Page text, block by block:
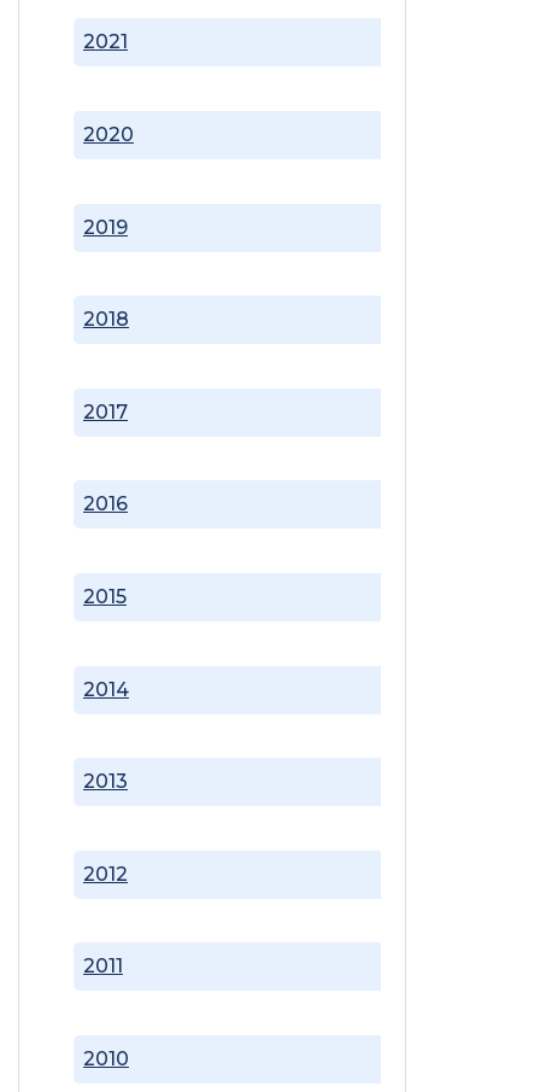
2010
2011
2012
2013
2014
2015
2016
2017
2018
2019
2020
2021